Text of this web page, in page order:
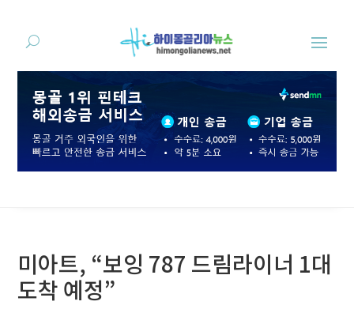
미아트, “보잉 787 드림라이너 1대
도착 예정”